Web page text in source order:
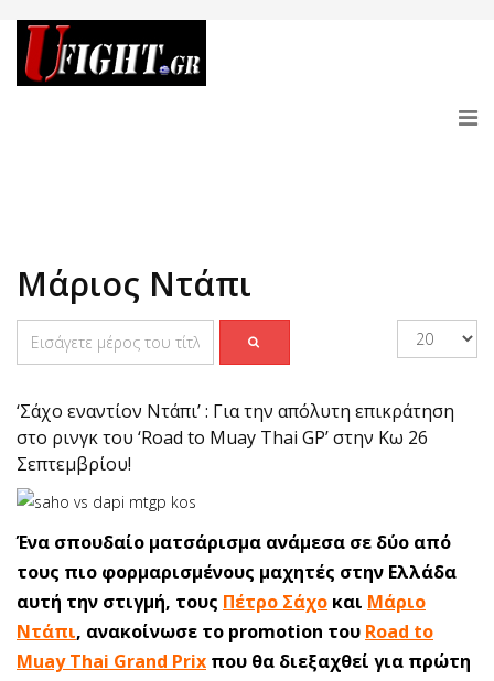
Μάριος Ντάπι
‘Σάχο εναντίον Ντάπι’ : Για την απόλυτη επικράτηση
στο ρινγκ του ‘Road to Muay Thai GP’ στην Κω 26
Σεπτεμβρίου!
Ένα σπουδαίο ματσάρισμα ανάμεσα σε δύο από
τους πιο φορμαρισμένους μαχητές στην Ελλάδα
αυτή την στιγμή, τους Πέτρο Σάχο και Μάριο
Ντάπι, ανακοίνωσε το promotion του Road to
Muay Thai Grand Prix που θα διεξαχθεί για πρώτη